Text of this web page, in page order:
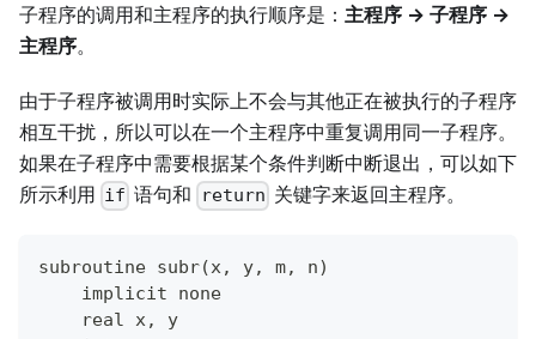
子程序的调用和主程序的执行顺序是： 主程序 → 子程序 →
主程序。
由于子程序被调用时实际上不会与其他正在被执行的子程序
相互干扰，所以可以在一个主程序中重复调用同一子程序。
如果在子程序中需要根据某个条件判断中断退出，可以如下
所示利用 if 语句和 return 关键字来返回主程序。
subroutine subr(x, y, m, n)
    implicit none
    real x, y